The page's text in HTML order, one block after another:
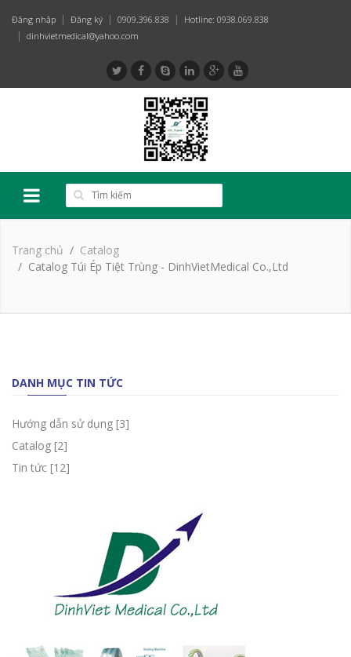
Đăng nhập Đăng ký 0909.396.838
Hotline: 0938.069.838
dinhvietmedical@yahoo.com
Trang chủ
Catalog
Catalog Túi Ép Tiệt Trùng - DinhVietMedical Co.,Ltd
DANH MỤC TIN TỨC
Hướng dẫn sử dụng [3]
Catalog [2]
Tin tức [12]